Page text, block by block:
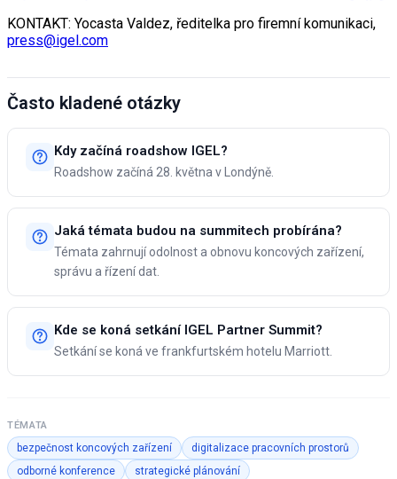
KONTAKT: Yocasta Valdez, ředitelka pro firemní komunikaci,
press@igel.com
Často kladené otázky
Kdy začíná roadshow IGEL?
Roadshow začíná 28. května v Londýně.
Jaká témata budou na summitech probírána?
Témata zahrnují odolnost a obnovu koncových zařízení,
správu a řízení dat.
Kde se koná setkání IGEL Partner Summit?
Setkání se koná ve frankfurtském hotelu Marriott.
TÉMATA
bezpečnost koncových zařízení
digitalizace pracovních prostorů
odborné konference
strategické plánování